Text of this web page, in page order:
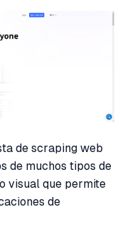
de scraping web
de muchos tipos de
visual que permite
de